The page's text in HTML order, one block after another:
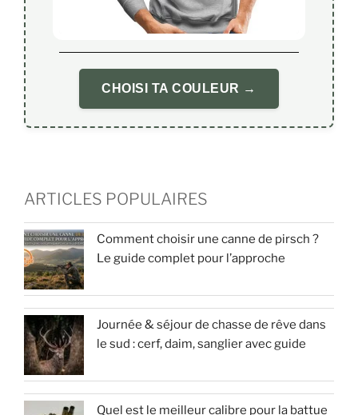
CHOISI TA COULEUR →
ARTICLES POPULAIRES
Comment choisir une canne de pirsch ?
Le guide complet pour l’approche
Journée & séjour de chasse de rêve dans
le sud : cerf, daim, sanglier avec guide
Quel est le meilleur calibre pour la battue